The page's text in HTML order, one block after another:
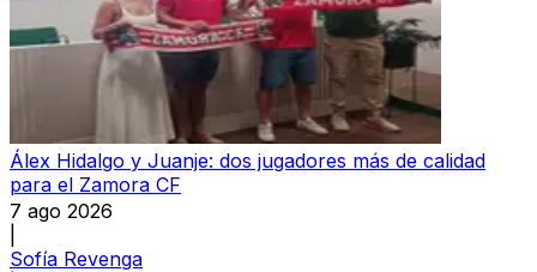
Álex Hidalgo y Juanje: dos jugadores más de calidad
para el Zamora CF
7 ago 2026
Sofía Revenga